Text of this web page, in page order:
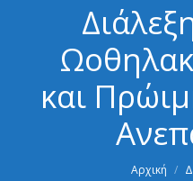
και
Αρχική